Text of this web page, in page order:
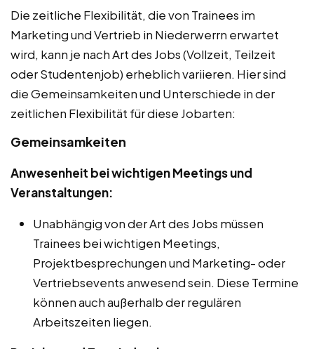
Die zeitliche Flexibilität, die von Trainees im
Marketing und Vertrieb in Niederwerrn erwartet
wird, kann je nach Art des Jobs (Vollzeit, Teilzeit
oder Studentenjob) erheblich variieren. Hier sind
die Gemeinsamkeiten und Unterschiede in der
zeitlichen Flexibilität für diese Jobarten:
Gemeinsamkeiten
Anwesenheit bei wichtigen Meetings und
Veranstaltungen:
Unabhängig von der Art des Jobs müssen
Trainees bei wichtigen Meetings,
Projektbesprechungen und Marketing- oder
Vertriebsevents anwesend sein. Diese Termine
können auch außerhalb der regulären
Arbeitszeiten liegen.